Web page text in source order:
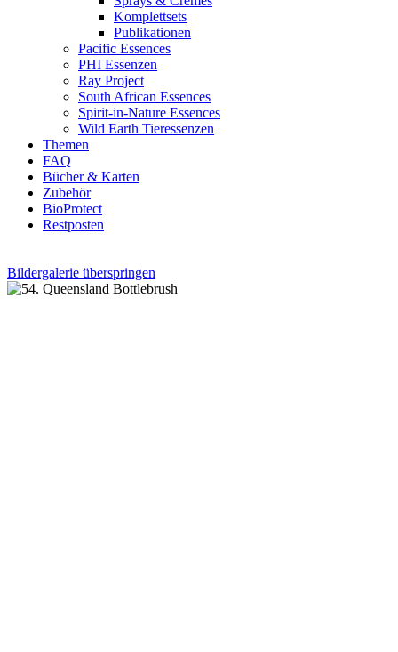
Komplettsets
Publikationen
Pacific Essences
PHI Essenzen
Ray Project
South African Essences
Spirit-in-Nature Essences
Wild Earth Tieressenzen
Themen
FAQ
Bücher & Karten
Zubehör
BioProtect
Restposten
Bildergalerie überspringen